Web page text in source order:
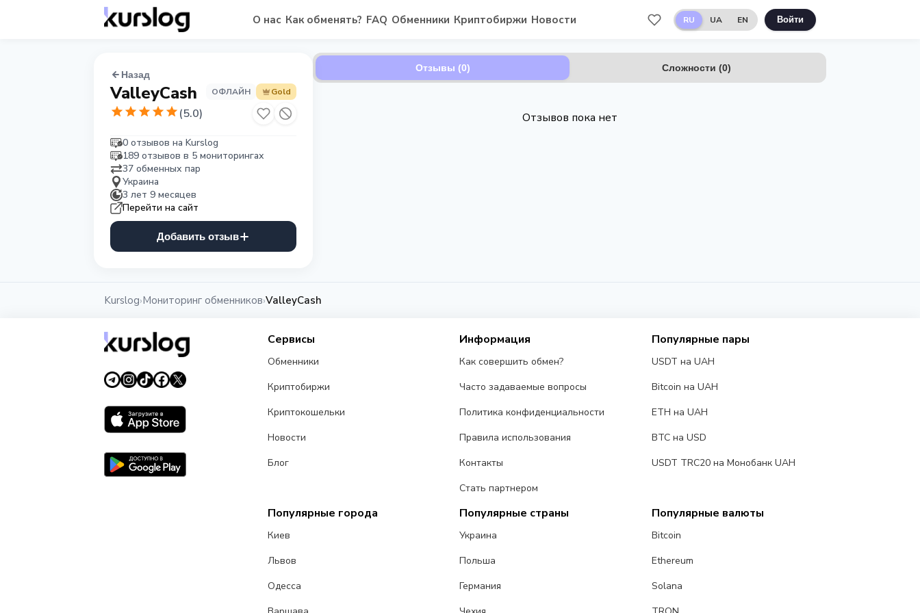
О нас Как обменять? FAQ Обменники Криптобиржи Новости RU UA EN Войти
Назад
ValleyCash ОФЛАЙН Gold
(5.0)
0 отзывов на Kurslog
189 отзывов в 5 мониторингах
37 обменных пар
Украина
3 лет 9 месяцев
Перейти на сайт
Добавить отзыв
Отзывы (0) Сложности (0)
Отзывов пока нет
Kurslog›Мониторинг обменников›ValleyCash
Сервисы
Обменники
Криптобиржи
Криптокошельки
Новости
Блог
Информация
Как совершить обмен?
Часто задаваемые вопросы
Политика конфиденциальности
Правила использования
Контакты
Стать партнером
Популярные пары
USDT на UAH
Bitcoin на UAH
ETH на UAH
BTC на USD
USDT TRC20 на Монобанк UAH
Популярные города
Киев
Львов
Одесса
Популярные страны
Украина
Польша
Германия
Популярные валюты
Bitcoin
Ethereum
Solana